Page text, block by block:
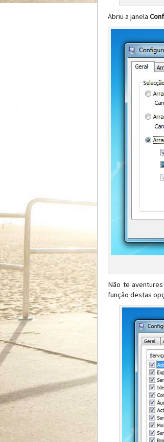
Abriu a janela
Não te
função destas